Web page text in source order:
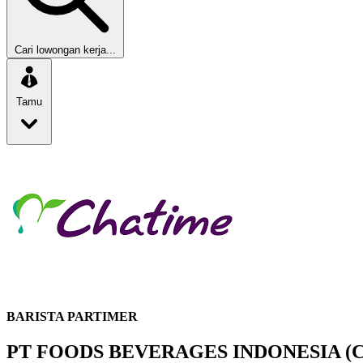
Cari lowongan kerja...
Tamu
BARISTA PARTIMER
PT FOODS BEVERAGES INDONESIA